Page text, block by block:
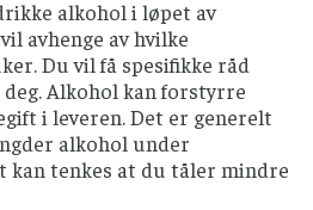
i kaldt vann eller
mindre og gjerne flate
i fryseren så raskt som
ved – 18 °C eller kaldere,
av mat ikke gjør at
blir borte.
alkohol i løpet av
avhenge av hvilke
Du vil få spesifikke råd
Alkohol kan forstyrre
i leveren. Det er generelt
alkohol under
kan tenkes at du tåler mindre